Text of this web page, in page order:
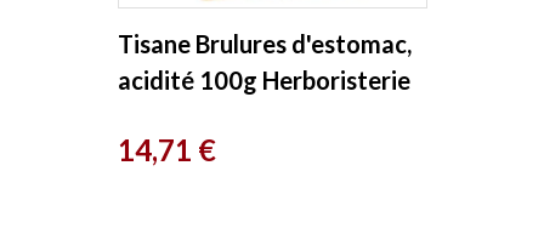
Tisane Brulures d'estomac,
acidité 100g Herboristerie
Prix
14,71 €